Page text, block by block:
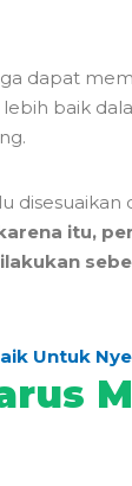
dapat
baik
disesuaikan
itu,
Untuk